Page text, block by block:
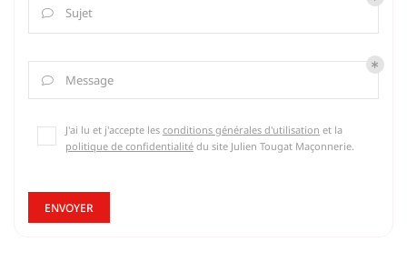
 Sujet
 Message
J'ai lu et j'accepte les conditions générales d'utilisation et la
politique de confidentialité du site Julien Tougat Maçonnerie.
ENVOYER